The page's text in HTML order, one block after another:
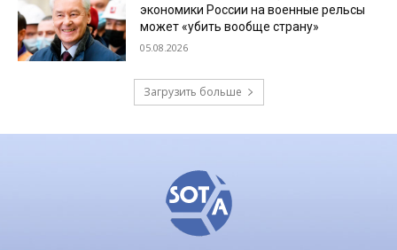
экономики России на военные рельсы
может «убить вообще страну»
05.08.2026
Загрузить больше